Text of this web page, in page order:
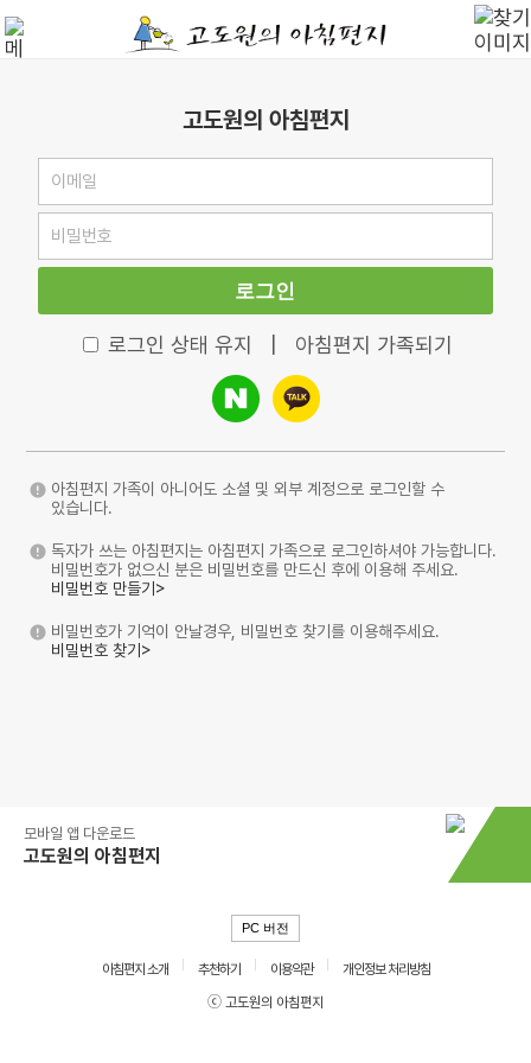
고도원의 아침편지
로그인
로그인 상태 유지 아침편지 가족되기
아침편지 가족이 아니어도 소셜 및 외부 계정으로 로그인할 수
있습니다.
독자가 쓰는 아침편지는 아침편지 가족으로 로그인하셔야 가능합니다.
비밀번호가 없으신 분은 비밀번호를 만드신 후에 이용해 주세요.
비밀번호 만들기>
비밀번호가 기억이 안날경우, 비밀번호 찾기를 이용해주세요.
비밀번호 찾기>
모바일 앱 다운로드
고도원의 아침편지
PC 버전
아침편지 소개 추천하기 이용약관
개인정보 처리방침
ⓒ 고도원의 아침편지